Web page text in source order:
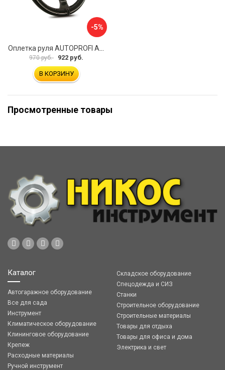
-5%
970 руб. 922 руб.
В КОРЗИНУ
Просмотренные товары
Каталог
Автогаражное оборудование
Все для сада
Инструмент
Климатическое оборудование
Клининговое оборудование
Крепеж
Расходные материалы
Ручной инструмент
Складское оборудование
Спецодежда и СИЗ
Станки
Строительное оборудование
Строительные материалы
Товары для отдыха
Товары для офиса и дома
Электрика и свет